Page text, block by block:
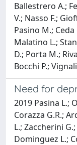
Ballestrero A.;
V.; Nasso F.;
Pasino M.;
Malatino L.;
D.; Porta M.;
Bocchi P.;
Need for
2019 Pasina L.;
Corazza G.R.;
L.; Zaccherini
Dominguez L.;